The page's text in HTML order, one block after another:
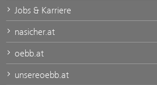
Jobs & Karriere
nasicher.at
oebb.at
unsereoebb.at